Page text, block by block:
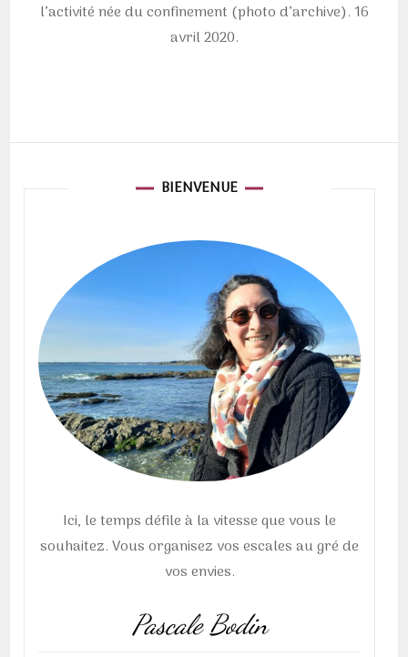
l’activité née du confinement (photo d’archive). 16
avril 2020.
BIENVENUE
Ici, le temps défile à la vitesse que vous le
souhaitez. Vous organisez vos escales au gré de
vos envies.
Pascale Bodin